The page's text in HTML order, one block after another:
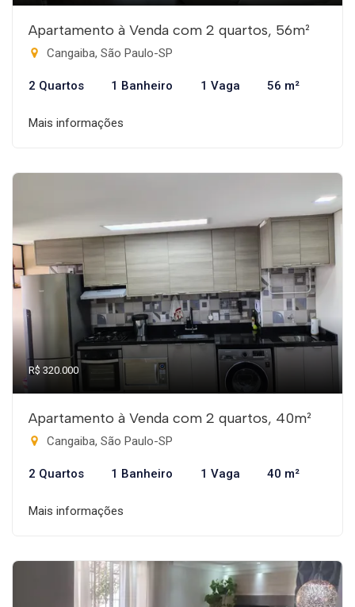
Apartamento à Venda com 2 quartos, 56m²
Cangaiba, São Paulo-SP
2 Quartos 1 Banheiro 1 Vaga 56 m²
Mais informações
R$ 320.000
Apartamento à Venda com 2 quartos, 40m²
Cangaiba, São Paulo-SP
2 Quartos 1 Banheiro 1 Vaga 40 m²
Mais informações